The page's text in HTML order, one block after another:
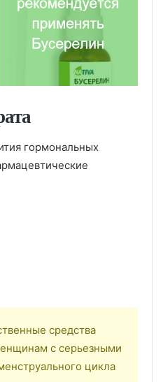
гормональных
средства
с серьезными
цикла